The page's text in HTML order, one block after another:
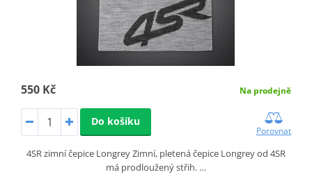
550 Kč Na prodejně
Do košíku
Porovnat
4SR zimní čepice Longrey Zimní, pletená čepice Longrey od 4SR
má prodloužený střih. …